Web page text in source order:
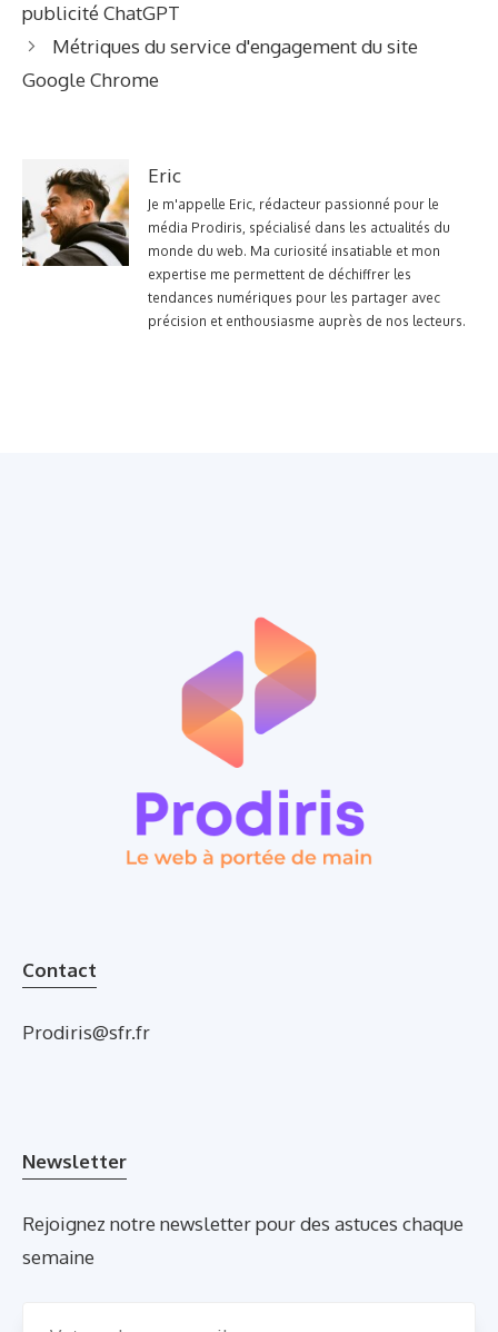
publicité ChatGPT
Métriques du service d'engagement du site
Google Chrome
Eric
Je m'appelle Eric, rédacteur passionné pour le
média Prodiris, spécialisé dans les actualités du
monde du web. Ma curiosité insatiable et mon
expertise me permettent de déchiffrer les
tendances numériques pour les partager avec
précision et enthousiasme auprès de nos lecteurs.
Contact
Prodiris@sfr.fr
Newsletter
Rejoignez notre newsletter pour des astuces chaque
semaine